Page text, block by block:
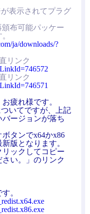
表示されてプラグ
頒布可能パッケー
ja/downloads/?
リンク
リンク
疲れ様です。
いてですが、上記
ージョンが落ち
タンでx64かx86
版となります。
ックしてコピー
い。」のリンク
。